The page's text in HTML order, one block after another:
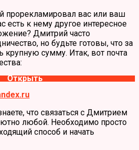
прорекламировал вас или ваш
есть к нему другое интересное
Дмитрий часто
но будьте готовы, что за
крупную сумму. Итак, вот почта
Открыть
что связаться с Дмитрием
любой. Необходимо просто
способ и начать